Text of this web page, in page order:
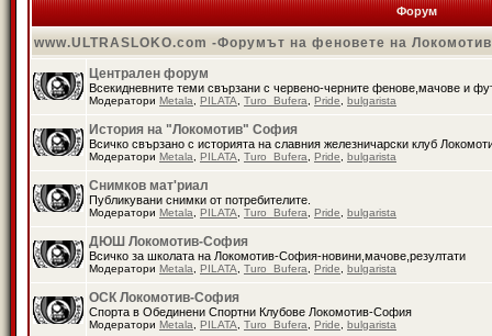
Форум
www.ULTRASLOKO.com -Форумът на феновете на
Централен форум
Всекидневните теми свързани с червено-черните фенове,мачове и
Модератори Metala PILATA Turo_Bufera Pride bulgarista
История на "Локомотив" София
Всичко свързано с историята на славния железничарски клуб
Модератори Metala PILATA Turo_Bufera Pride bulgarista
Снимков мат'риал
Публикувани снимки от потребителите.
Модератори Metala PILATA Turo_Bufera Pride bulgarista
ДЮШ Локомотив-София
Всичко за школата на Локомотив-София-новини,мачове,резултати
Модератори Metala PILATA Turo_Bufera Pride bulgarista
ОСК Локомотив-София
Спорта в Обединени Спортни Клубове Локомотив-София
Модератори Metala PILATA Turo_Bufera Pride bulgarista